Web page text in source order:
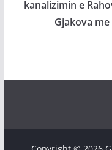
kanalizimin e
Gjakova